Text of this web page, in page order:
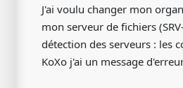
J'ai voulu changer mon
mon serveur de fichiers
détection des serveurs : les
KoXo j'ai un message